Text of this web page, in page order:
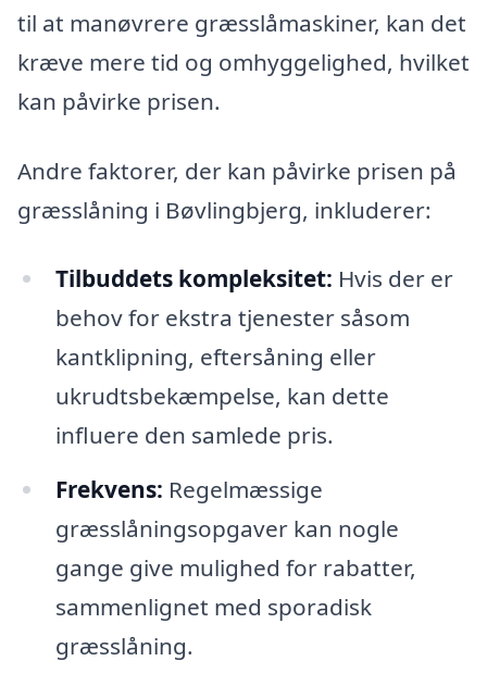
til at manøvrere græsslåmaskiner, kan det
kræve mere tid og omhyggelighed, hvilket
kan påvirke prisen.
Andre faktorer, der kan påvirke prisen på
græsslåning i Bøvlingbjerg, inkluderer:
Tilbuddets kompleksitet: Hvis der er
behov for ekstra tjenester såsom
kantklipning, eftersåning eller
ukrudtsbekæmpelse, kan dette
influere den samlede pris.
Frekvens: Regelmæssige
græsslåningsopgaver kan nogle
gange give mulighed for rabatter,
sammenlignet med sporadisk
græsslåning.